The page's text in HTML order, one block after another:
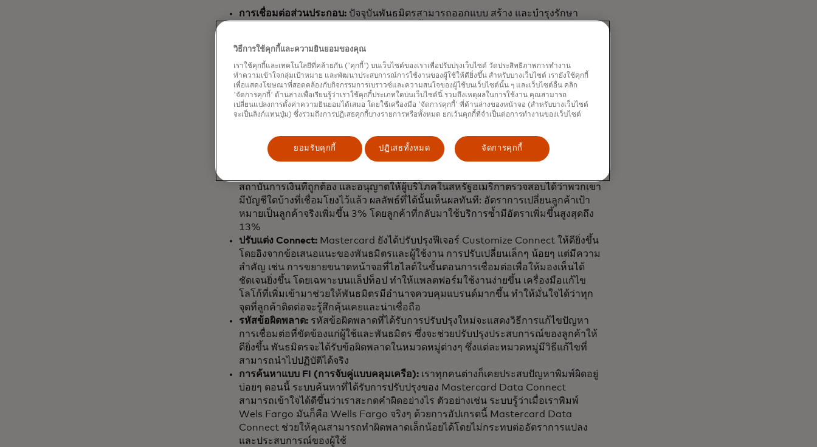
การเชื่อมต่อส่วนประกอบ: ปัจจุบันพันธมิตรสามารถออกแบบ สร้าง และบำรุงรักษา
ว่าที่เคยมีมาในอุตสาหกรรม และที่สำคัญยิ่งกว่านั้นคือ ช่วยให้แบรนด์ของพันธมิตรโดด
เด่นและเป็นศูนย์กลางตลอดประสบการณ์ของลูกค้า นอกจากนี้ พันธมิตรยังมีสิทธิ์ในการ
ปรับปรุงแก้ไขได้ตามจังหวะของตนเอง และด้วยการขจัดขั้นตอนการติดต่อสื่อสารกับ
Mastercard ที่ยุ่งยาก จะช่วยประหยัดเวลาในระหว่างการปรับปรุงแก้ไขได้อีกด้วย
ผลลัพธ์ที่ได้คือ อัตราการเปลี่ยนลูกค้าเป้าหมายให้เป็นลูกค้าจริงที่สูงขึ้น และการ
ประหยัดต้นทุนสำหรับพันธมิตร พร้อมด้วยการปรับแต่งประสบการณ์ผู้ใช้ที่เหนือชั้น
ประสบการณ์ของผู้ใช้ที่กลับมาใช้บริการ (RUX):
จากข้อมูลของ Mastercard พบว่า
เกือบหนึ่งในสิบของผู้ใช้ Open Finance ล้มเลิกกระบวนการค้นหาสถาบันการเงินหลัง
จากใช้งานเสร็จสิ้น RUX แก้ปัญหาอัตราการออกจากระบบนี้โดยใช้ประโยชน์จากการ
เลือกก่อนหน้านี้ของผู้ใช้เพื่อสร้างเส้นทางที่ปรับแต่งและคล่องตัวในการให้ Access
สถาบันการเงินที่ถูกต้อง และอนุญาตให้ผู้บริโภคในสหรัฐอเมริกาตรวจสอบได้ว่าพวกเขา
มีบัญชีใดบ้างที่เชื่อมโยงไว้แล้ว ผลลัพธ์ที่ได้นั้นเห็นผลทันที: อัตราการเปลี่ยนลูกค้าเป้า
หมายเป็นลูกค้าจริงเพิ่มขึ้น 3% โดยลูกค้าที่กลับมาใช้บริการซ้ำมีอัตราเพิ่มขึ้นสูงสุดถึง
13%
ปรับแต่ง Connect: Mastercard ยังได้ปรับปรุงฟีเจอร์ Customize Connect ให้ดียิ่งขึ้น
โดยอิงจากข้อเสนอแนะของพันธมิตรและผู้ใช้งาน การปรับเปลี่ยนเล็กๆ น้อยๆ แต่มีความ
สำคัญ เช่น การขยายขนาดหน้าจอที่ไฮไลต์ในขั้นตอนการเชื่อมต่อเพื่อให้มองเห็นได้
ชัดเจนยิ่งขึ้น โดยเฉพาะบนแล็ปท็อป ทำให้แพลตฟอร์มใช้งานง่ายขึ้น เครื่องมือแก้ไข
โลโก้ที่เพิ่มเข้ามาช่วยให้พันธมิตรมีอำนาจควบคุมแบรนด์มากขึ้น ทำให้มั่นใจได้ว่าทุก
จุดที่ลูกค้าติดต่อจะรู้สึกคุ้นเคยและน่าเชื่อถือ
รหัสข้อผิดพลาด: รหัสข้อผิดพลาดที่ได้รับการปรับปรุงใหม่จะแสดงวิธีการแก้ไขปัญหา
การเชื่อมต่อที่ขัดข้องแก่ผู้ใช้และพันธมิตร ซึ่งจะช่วยปรับปรุงประสบการณ์ของลูกค้าให้
ดียิ่งขึ้น พันธมิตรจะได้รับข้อผิดพลาดในหมวดหมู่ต่างๆ ซึ่งแต่ละหมวดหมู่มีวิธีแก้ไขที่
สามารถนำไปปฏิบัติได้จริง
การค้นหาแบบ FI (การจับคู่แบบคลุมเครือ): เราทุกคนต่างก็เคยประสบปัญหาพิมพ์ผิดอยู่
บ่อยๆ ตอนนี้ ระบบค้นหาที่ได้รับการปรับปรุงของ Mastercard Data Connect
สามารถเข้าใจได้ดีขึ้นว่าเราสะกดคำผิดอย่างไร ตัวอย่างเช่น ระบบรู้ว่าเมื่อเราพิมพ์
Wels Fargo มันก็คือ Wells Fargo จริงๆ ด้วยการอัปเกรดนี้ Mastercard Data
Connect ช่วยให้คุณสามารถทำผิดพลาดเล็กน้อยได้โดยไม่กระทบต่ออัตราการแปลง
และประสบการณ์ของผู้ใช้
วิธีการใช้คุกกี้และความยินยอมของคุณ
เราใช้คุกกี้และเทคโนโลยีที่คล้ายกัน ('คุกกี้') บนเว็บไซต์ของเราเพื่อปรับปรุงเว็บไซต์ วัดประสิทธิภาพการทำงาน
ทำความเข้าใจกลุ่มเป้าหมาย และพัฒนาประสบการณ์การใช้งานของผู้ใช้ให้ดียิ่งขึ้น สำหรับบางเว็บไซต์ เรายังใช้คุกกี้
เพื่อแสดงโฆษณาที่สอดคล้องกับกิจกรรมการเบราวซ์และความสนใจของผู้ใช้บนเว็บไซต์นั้น ๆ และเว็บไซต์อื่น คลิก
'จัดการคุกกี้' ด้านล่างเพื่อเรียนรู้ว่าเราใช้คุกกี้ประเภทใดบนเว็บไซต์นี้ รวมถึงเหตุผลในการใช้งาน คุณสามารถ
เปลี่ยนแปลงการตั้งค่าความยินยอมได้เสมอ โดยใช้เครื่องมือ 'จัดการคุกกี้' ที่ด้านล่างของหน้าจอ (สำหรับบางเว็บไซต์
จะเป็นลิงก์แทนปุ่ม) ซึ่งรวมถึงการปฏิเสธคุกกี้บางรายการหรือทั้งหมด ยกเว้นคุกกี้ที่จำเป็นต่อการทำงานของเว็บไซต์
ยอมรับคุกกี้ ปฏิเสธทั้งหมด จัดการคุกกี้